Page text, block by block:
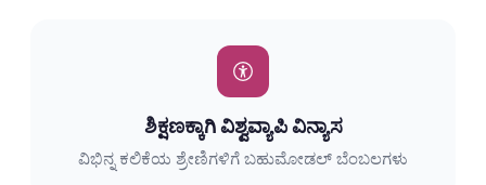
ಶಿಕ್ಷಣಕ್ಕಾಗಿ ವಿಶ್ವವ್ಯಾಪಿ ವಿನ್ಯಾಸ
ವಿಭಿನ್ನ ಕಲಿಕೆಯ ಶ್ರೇಣಿಗಳಿಗೆ ಬಹುಮೋಡಲ್ ಬೆಂಬಲಗಳು